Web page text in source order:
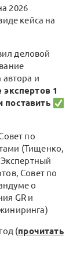
2026
кейса на
деловой
автора и
экспертов 1
поставить
по
(Тищенко,
Совет по
о
GR и
(прочитать